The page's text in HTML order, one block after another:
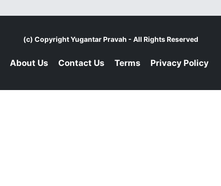
(c) CopyrightYugantar Pravah - All Rights Reserved
About Us Contact Us Terms Privacy Policy